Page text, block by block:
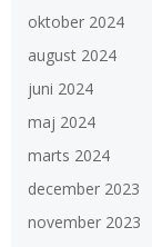
oktober 2024
august 2024
juni 2024
maj 2024
marts 2024
december 2023
november 2023